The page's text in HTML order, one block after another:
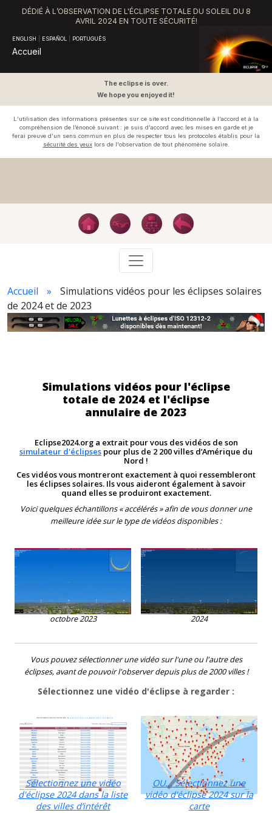
DÉDIÉ À L’OBSERVATION DE L'ÉCLIPSE TOTALE DU SOLEIL DU 8
AVRIL 2024 EN TOUTE SÉCURITÉ!
ENGLISH ESPAÑOL PORTUGUÊS
Accueil
The eclipse is over.
We hope you enjoyed it!
L’utilisation des informations présentes sur ce site est conditionnelle à l’accord et à la
compréhension de l’énoncé suivant : je suis d’accord avec les mises en garde et je
ferai preuve d’un sens commun en plus de respecter tous les protocoles établis pour la
sécurité des yeuxlors de l'observation de tout phénomène solaire.
Accueil
Simulations vidéos pour les éclipses solaires
de 2024 et de 2023
Simulations vidéos pour l'éclipse
totale de 2024 et l'éclipse
annulaire de 2023
Eclipse2024.org a extrait pour vous des vidéos de son
simulateur d'éclipses pour plus de 2 200 villes d’Amérique du
Nord !
Ces vidéos vous montreront exactement à quoi ressembleront
les éclipses solaires. Ils vous aideront également à savoir
quand elles se produiront exactement.
Voici quelques échantillons « accélérés » afin de vous donner une
meilleure idée sur le type de vidéos disponibles :
L'éclipse solaire annulaire du 14
octobre 2023
L'éclipse solaire totale du 8 avril
2024
Vous pouvez sélectionner une vidéo sur l'une ou l'autre des
éclipses, avant de pouvoir l'observer depuis plus de 2000 villes !
Sélectionnez une vidéo d'éclipse à regarder :
Sélectionnez une vidéo
d'éclipse 2024 dans la liste
des villes d’intérêt
OU... Sélectionnez une
vidéo d'éclipse 2024 sur la
carte